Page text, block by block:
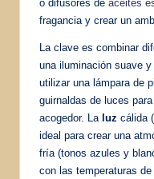
o difusores de aceites
fragancia y crear un
La clave es combinar
una iluminación suave
utilizar una lámpara de
guirnaldas de luces
acogedor. La luz cálida
ideal para crear una
fría (tonos azules y
con las temperaturas